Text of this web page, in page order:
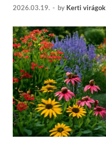
2026.03.19. - by Kerti virágok